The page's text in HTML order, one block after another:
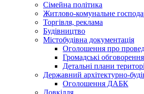
Сімейна політика
Житлово-комунальне
Торгівля, реклама
Будівництво
Містобудівна документація
Оголошення про
Громадські обговорення
Детальні плани
Державний архітектурно-
Оголошення ДАБК
Довкілля